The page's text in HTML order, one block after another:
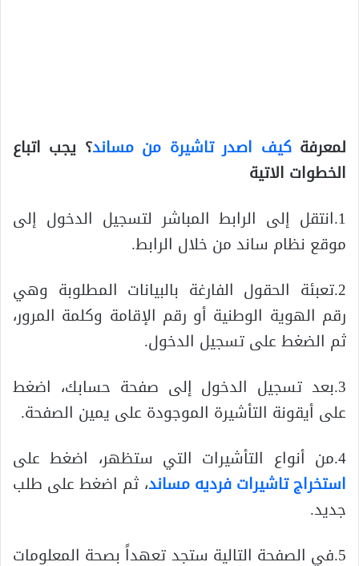
لمعرفة كيف اصدر تاشيرة من مساند؟ يجب اتباع
الخطوات الاتية
1.انتقل إلى الرابط المباشر لتسجيل الدخول إلى
موقع نظام ساند من خلال الرابط.
2.تعبئة الحقول الفارغة بالبيانات المطلوبة وهي
رقم الهوية الوطنية أو رقم الإقامة وكلمة المرور،
ثم الضغط على تسجيل الدخول.
3.بعد تسجيل الدخول إلى صفحة حسابك، اضغط
على أيقونة التأشيرة الموجودة على يمين الصفحة.
4.من أنواع التأشيرات التي ستظهر، اضغط على
استخراج تاشيرات فرديه مساند، ثم اضغط على طلب
جديد.
5.في الصفحة التالية ستجد تعهداً بصحة المعلومات